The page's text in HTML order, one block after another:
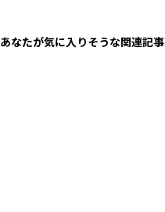
あなたが気に入りそうな関連記事